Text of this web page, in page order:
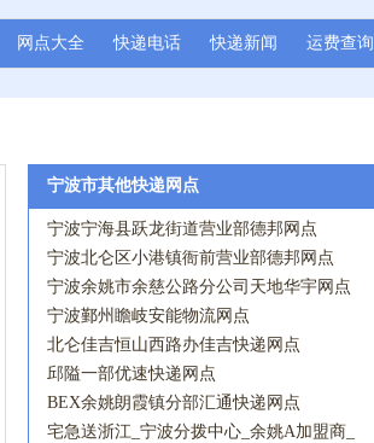
网点大全 快递电话 快递新闻 运费查询
宁波市其他快递网点
宁波宁海县跃龙街道营业部德邦网点
宁波北仑区小港镇衙前营业部德邦网点
宁波余姚市余慈公路分公司天地华宇网点
宁波鄞州瞻岐安能物流网点
北仑佳吉恒山西路办佳吉快递网点
邱隘一部优速快递网点
BEX余姚朗霞镇分部汇通快递网点
宅急送浙江_宁波分拨中心_余姚A加盟商_